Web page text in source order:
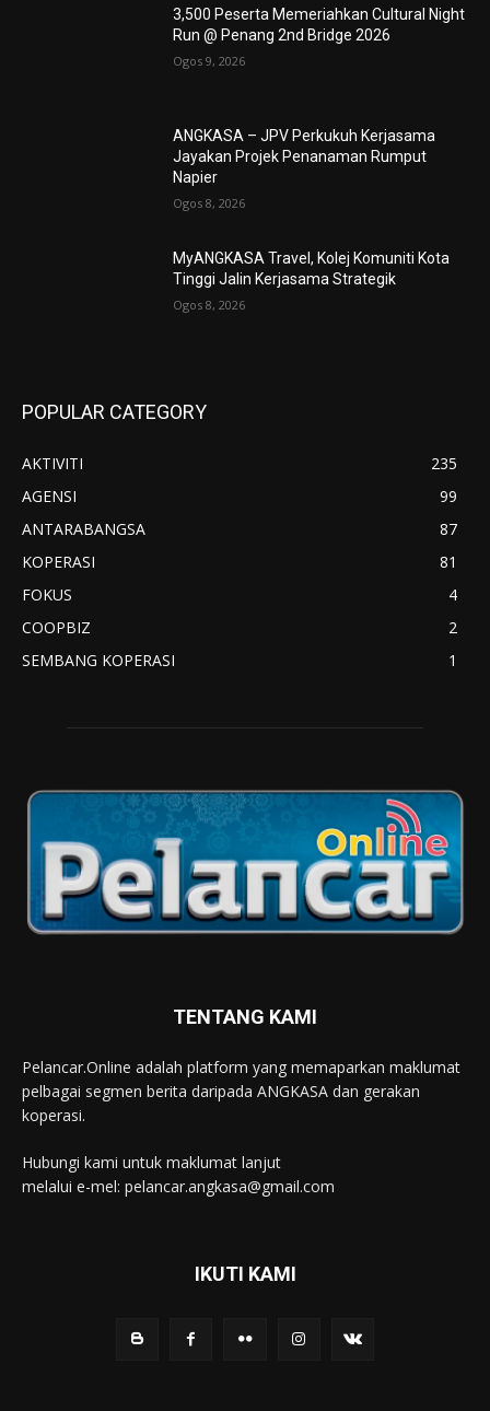
3,500 Peserta Memeriahkan Cultural Night
Run @ Penang 2nd Bridge 2026
Ogos 9, 2026
ANGKASA – JPV Perkukuh Kerjasama
Jayakan Projek Penanaman Rumput
Napier
Ogos 8, 2026
MyANGKASA Travel, Kolej Komuniti Kota
Tinggi Jalin Kerjasama Strategik
Ogos 8, 2026
POPULAR CATEGORY
AKTIVITI
235
AGENSI
99
ANTARABANGSA
87
KOPERASI
81
FOKUS
4
COOPBIZ
2
SEMBANG KOPERASI
1
TENTANG KAMI
Pelancar.Online adalah platform yang memaparkan maklumat
pelbagai segmen berita daripada ANGKASA dan gerakan
koperasi.
Hubungi kami untuk maklumat lanjut
melalui e-mel: pelancar.angkasa@gmail.com
IKUTI KAMI